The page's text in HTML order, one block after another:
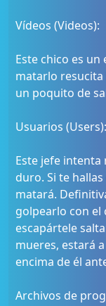
Vídeos (Videos):
Este chico es
matarlo resucita
un poquito de
Usuarios (Users):
Este jefe
duro. Si te
matará.
golpearlo con el
escapártele
mueres, estará
encima de él
Archivos de